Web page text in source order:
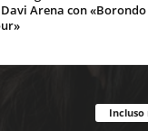
Arena con «Borondo
Incluso